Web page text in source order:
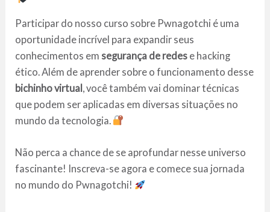
Participar do nosso curso sobre Pwnagotchi é uma
oportunidade incrível para expandir seus
conhecimentos em segurança de redes e hacking
ético. Além de aprender sobre o funcionamento desse
bichinho virtual, você também vai dominar técnicas
que podem ser aplicadas em diversas situações no
mundo da tecnologia.
Não perca a chance de se aprofundar nesse universo
fascinante! Inscreva-se agora e comece sua jornada
no mundo do Pwnagotchi!